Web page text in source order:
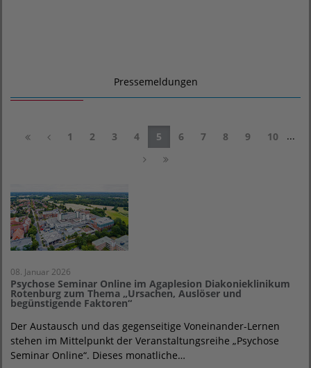
Pressemeldungen
1 2 3 4 5 6 7 8 9 10 ...
08. Januar 2026
Psychose Seminar Online im Agaplesion Diakonieklinikum
Rotenburg zum Thema „Ursachen, Auslöser und
begünstigende Faktoren“
Der Austausch und das gegenseitige Voneinander-Lernen
stehen im Mittelpunkt der Veranstaltungsreihe „Psychose
Seminar Online“. Dieses monatliche…